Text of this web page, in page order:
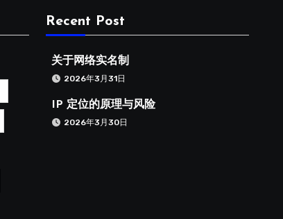
Recent Post
关于网络实名制
2026年3月31日
IP 定位的原理与风险
2026年3月30日